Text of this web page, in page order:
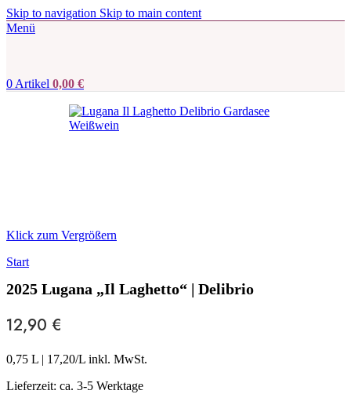
Skip to navigation Skip to main content
Menü
0 Artikel 0,00 €
Klick zum Vergrößern
Start
2025 Lugana „Il Laghetto“ | Delibrio
12,90 €
0,75 L | 17,20/L inkl. MwSt.
Lieferzeit: ca. 3-5 Werktage